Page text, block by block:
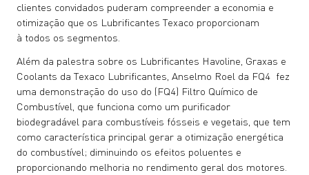
clientes convidados puderam compreender a economia e
otimização que os Lubrificantes Texaco proporcionam
à todos os segmentos.
Além da palestra sobre os Lubrificantes Havoline, Graxas e
Coolants da Texaco Lubrificantes, Anselmo Roel da FQ4 fez
uma demonstração do uso do (FQ4) Filtro Químico de
Combustível, que funciona como um purificador
biodegradável para combustíveis fósseis e vegetais, que tem
como característica principal gerar a otimização energética
do combustível; diminuindo os efeitos poluentes e
proporcionando melhoria no rendimento geral dos motores.